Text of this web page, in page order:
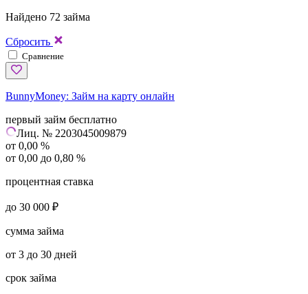
Найдено 72 займа
Сбросить
Сравнение
BunnyMoney: Займ на карту онлайн
первый займ бесплатно
Лиц. № 2203045009879
от 0,00 %
от 0,00 до 0,80 %
процентная ставка
до 30 000 ₽
сумма займа
от 3 до 30 дней
срок займа